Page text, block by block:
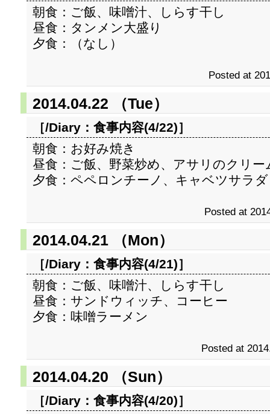
朝食：ご飯、味噌汁、しらす干し
昼食：タンメン大盛り
夕食：（なし）
Posted at
2014.04.22 （Tue）
［/Diary： 食事内容(4/22)］
朝食：お好み焼き
昼食：ご飯、野菜炒め、アサリのクリー
夕食：ペペロンチーノ、キャベツサラダ
Posted at
2014.04.21 （Mon）
［/Diary： 食事内容(4/21)］
朝食：ご飯、味噌汁、しらす干し
昼食：サンドウィッチ、コーヒー
夕食：味噌ラーメン
Posted at
2014.04.20 （Sun）
［/Diary： 食事内容(4/20)］